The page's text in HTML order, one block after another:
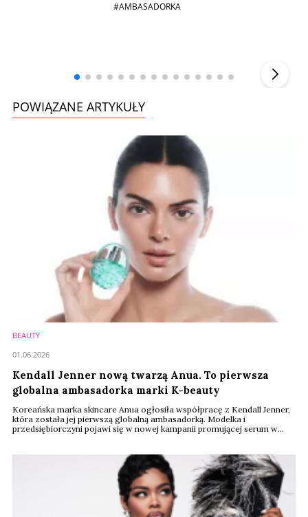
#AMBASADORKA
POWIĄZANE ARTYKUŁY
BEAUTY
Kendall Jenner nową twarzą Anua. To pierwsza
globalna ambasadorka marki K-beauty
Koreańska marka skincare Anua ogłosiła współpracę z Kendall Jenner,
która została jej pierwszą globalną ambasadorką. Modelka i
przedsiębiorczyni pojawi się w nowej kampanii promującej serum w
01.06.2026